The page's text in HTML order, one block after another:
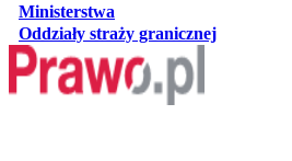
Ministerstwa
Oddziały straży granicznejotwiera